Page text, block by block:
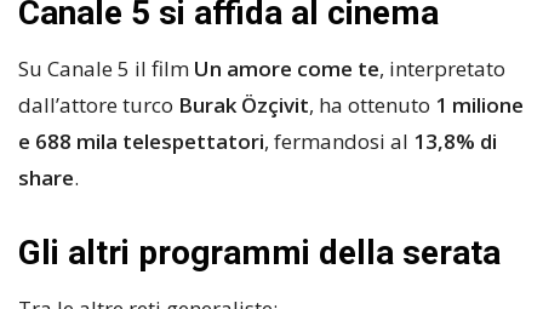
Canale 5 si affida al cinema
Su Canale 5 il film Un amore come te, interpretato
dall’attore turco Burak Özçivit, ha ottenuto 1 milione
e 688 mila telespettatori, fermandosi al 13,8% di
share.
Gli altri programmi della serata